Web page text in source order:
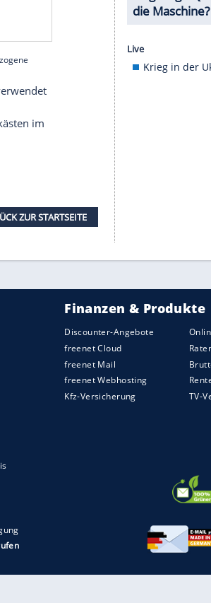
und dann auch
nachgewiesen worden.
Kinetischer Sand,
Warnungen", teilte die
Kindergärten
zu prüfen und zu
bis sicher geklärt ist, ob
für Erwachsene.
Inhalt von Opinary GmbH
deaktivieren.
personenbezogene
verwendet
kein Staub
für Sandkästen im